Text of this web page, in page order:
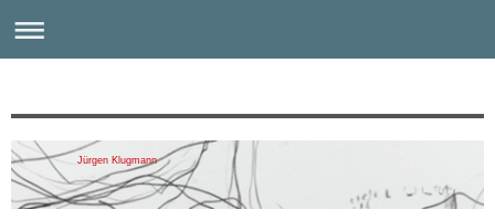
Jürgen Klugmann